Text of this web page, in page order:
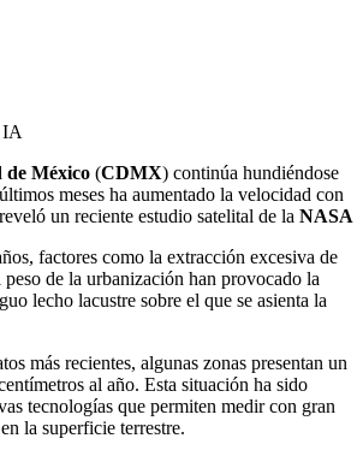
IA
de México (CDMX) continúa hundiéndose
meses ha aumentado la velocidad con
un reciente estudio satelital de la NASA
factores como la extracción excesiva de
de la urbanización han provocado la
lecho lacustre sobre el que se asienta la
más recientes, algunas zonas presentan un
al año. Esta situación ha sido
tecnologías que permiten medir con gran
la superficie terrestre.